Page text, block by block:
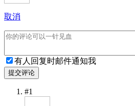
取消
有人回复时邮件通知我
提交评论
#1